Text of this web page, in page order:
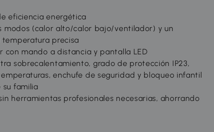
eficiencia energética
modos (calor alto/calor bajo/ventilador) y un
temperatura precisa
con mando a distancia y pantalla LED
sobrecalentamiento, grado de protección IP23,
enchufe de seguridad y bloqueo infantil
familia
herramientas profesionales necesarias, ahorrando